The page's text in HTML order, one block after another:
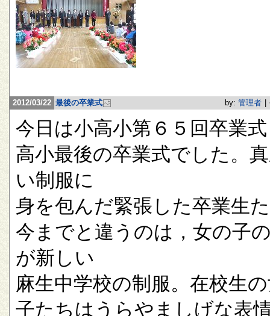
2012/03/22 最後の卒業式 by: 管理者
今日は小高小第６５回卒業
高小最後の卒業式でした。
い制服に
身を包んだ緊張した卒業生
今までと違うのは，女の子
が新しい
麻生中学校の制服。在校生
子たちはうらやましげな表